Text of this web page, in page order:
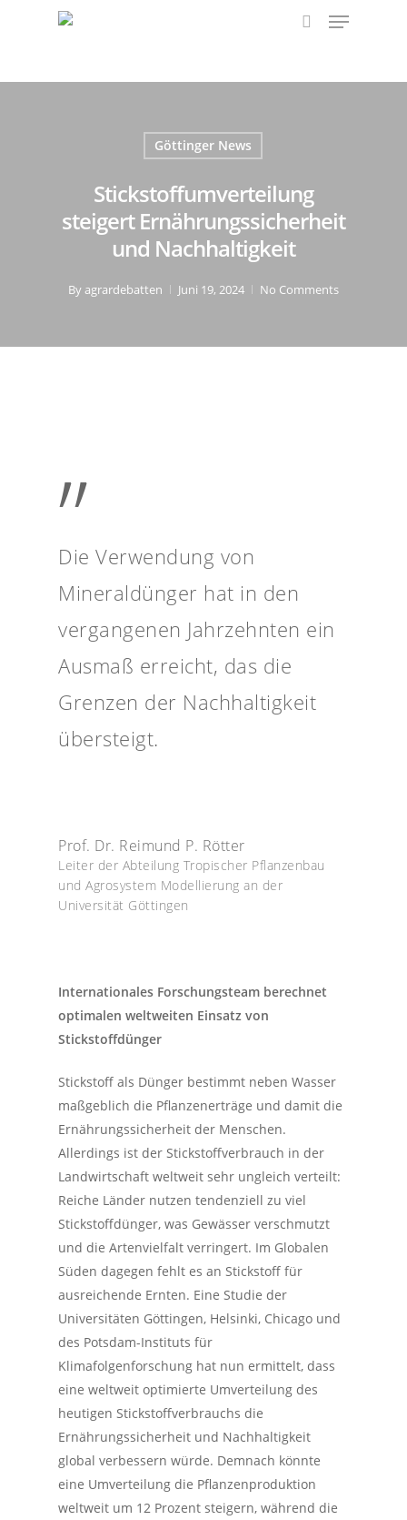
content
Menu
Göttinger News
Stickstoffumverteilung
steigert Ernährungssicherheit
und Nachhaltigkeit
Byagrardebatten Juni 19, 2024 No Comments
”
Die Verwendung von
Mineraldünger hat in den
vergangenen Jahrzehnten ein
Ausmaß erreicht, das die
Grenzen der Nachhaltigkeit
übersteigt.
Prof. Dr. Reimund P. Rötter
Leiter der Abteilung Tropischer Pflanzenbau
und Agrosystem Modellierung an der
Universität Göttingen
Internationales Forschungsteam berechnet
optimalen weltweiten Einsatz von
Stickstoffdünger
Stickstoff als Dünger bestimmt neben Wasser
maßgeblich die Pflanzenerträge und damit die
Ernährungssicherheit der Menschen.
Allerdings ist der Stickstoffverbrauch in der
Landwirtschaft weltweit sehr ungleich verteilt:
Reiche Länder nutzen tendenziell zu viel
Stickstoffdünger, was Gewässer verschmutzt
und die Artenvielfalt verringert. Im Globalen
Süden dagegen fehlt es an Stickstoff für
ausreichende Ernten. Eine Studie der
Universitäten Göttingen, Helsinki, Chicago und
des Potsdam-Instituts für
Klimafolgenforschung hat nun ermittelt, dass
eine weltweit optimierte Umverteilung des
heutigen Stickstoffverbrauchs die
Ernährungssicherheit und Nachhaltigkeit
global verbessern würde. Demnach könnte
eine Umverteilung die Pflanzenproduktion
weltweit um 12 Prozent steigern, während die